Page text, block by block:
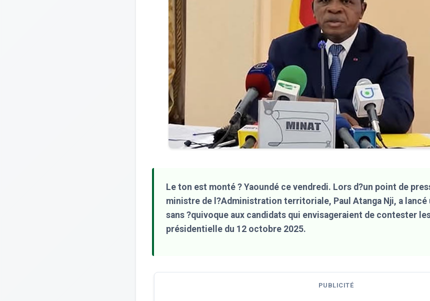
Le ton est monté ? Yaoundé ce vendredi. Lors d?un point de
ministre de l?Administration territoriale, Paul Atanga Nji, a lancé
sans ?quivoque aux candidats qui envisageraient de contester
présidentielle du 12 octobre 2025.
PUBLICITÉ